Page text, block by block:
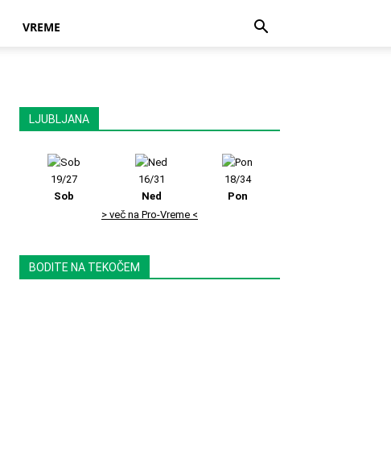
VREME
LJUBLJANA
19/27
Sob
16/31
Ned
18/34
Pon
> več na Pro-Vreme <
BODITE NA TEKOČEM